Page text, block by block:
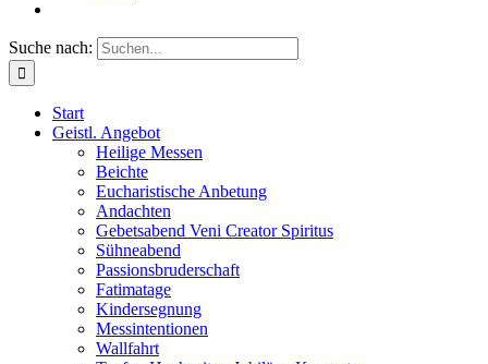
Suche nach:
Start
Geistl. Angebot
Heilige Messen
Beichte
Eucharistische Anbetung
Andachten
Gebetsabend Veni Creator Spiritus
Sühneabend
Passionsbruderschaft
Fatimatage
Kindersegnung
Messintentionen
Wallfahrt